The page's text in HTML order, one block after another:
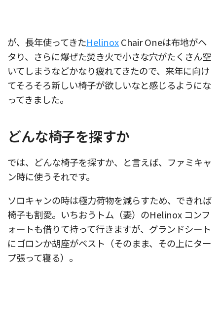
が、長年使ってきたHelinoxChair Oneは布地がヘ
タり、さらに爆ぜた焚き火で小さな穴がたくさん空
いてしまうなどかなり疲れてきたので、来年に向け
てそろそろ新しい椅子が欲しいなと感じるようにな
ってきました。
どんな椅子を探すか
では、どんな椅子を探すか、と言えば、ファミキャ
ン時に使うそれです。
ソロキャンの時は極力荷物を減らすため、できれば
椅子も割愛。いちおうトム（妻）のHelinox コンフ
ォートも借りて持って行きますが、グランドシート
にゴロンか胡座がベスト（そのまま、その上にター
プ張って寝る）。